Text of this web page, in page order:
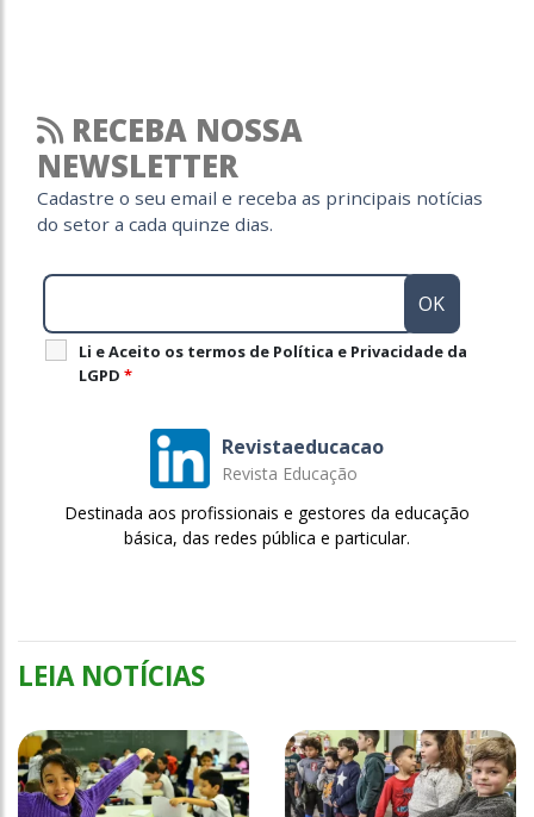
RECEBA NOSSA
NEWSLETTER
Cadastre o seu email e receba as principais notícias
do setor a cada quinze dias.
Li e Aceito os termos de Política e Privacidade da
LGPD *
Revistaeducacao
Revista Educação
Destinada aos profissionais e gestores da educação
básica, das redes pública e particular.
LEIA NOTÍCIAS